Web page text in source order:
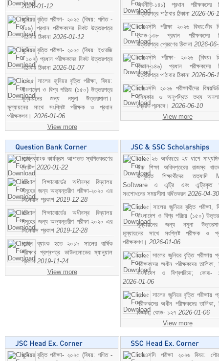
2026-01-12
জুনিয়র বৃত্তি পরীক্ষা- ২০২৫ (বিষয়: গণিত -
১০৯) প্রধান পরীক্ষকদের নিকট উত্তরপত্র
পাঠাবার ঠিকানা 2026-01-12
জুনিয়র বৃত্তি পরীক্ষা- ২০২৫ (বিষয়: ইংরেজি
- ১০৭) প্রধান পরীক্ষকদের নিকট উত্তরপত্র
পাঠাবার ঠিকানা 2026-01-07
২০২৫ সালের জুনিয়র বৃত্তি পরীক্ষা, বিষয়:
বাংলাদেশ ও বিশ্ব পরিচয় (১৫০) উত্তরপত্র
মূল্যায়নের জন্য নমুনা উত্তরমালা।
মূল্যায়নের সাথে সংশ্লিষ্ট পরীক্ষক ও প্রধান
পরীক্ষকগণ। 2026-01-06
View more
অর্থনীতি-১৪১) প্রধান পরীক্ষকদের
উত্তরপত্র পাঠাবার ঠিকানা 2026-06-
এসএসসি পরীক্ষা ২০২৬ বিষয়:জীব
কোড-১৩৮ প্রধান পরীক্ষকদের
উত্তরপত্র প্রেরণের ঠিকানা 2026-
এসএসসি পরীক্ষা- ২০২৬ (বিষয়ঃ
বিজ্ঞান-১৪৬) প্রধান পরীক্ষকদের
উত্তরপত্র পাঠাবার ঠিকানা 2026-06-
এসএসসি ২০২৬ পরীক্ষার্থীদের
বহিষ্কার ও অনুপস্থিত তথ্য
প্রেরণ প্রসঙ্গে। 2026-06-10
View more
প্রশ্নব্যাংক কার্যক্রম আপাতত স্থগিতকরণের
নোটিশ 2020-01-22
বরিশাল শিক্ষাবোর্ডের অধীনস্থ বিদ্যালয়
সমূহের জন্য অভ্যন্তরীণ পরীক্ষা-২০২০ এর
সিলেবাস প্রকাশ 2019-12-28
বরিশাল শিক্ষাবোর্ডের অধীনস্থ বিদ্যালয়
সমূহের জন্য অভ্যন্তরীণ পরীক্ষা-২০২০ এর
সিলেবাস প্রকাশ 2019-12-28
প্রশ্ন ব্যাংক হতে ২০১৯ সালের বার্ষিক
পরীক্ষার প্রশ্নপত্র ডাউনলোডের ম্যানুয়াল
প্রকাশ 2019-11-24
View more
২০২৫-২৬ অর্থবছরে ২য় ধাপে
উচ্চ শিক্ষা অধিদপ্তরের রাজস্ব
উপবৃত্তি শিক্ষার্থীদের তত্যাদি
Software এ এন্ট্রি এবং এন্ট্রিকৃত
সংশোধনের সময়সীমা বর্ধিতকরন 2026-04-30
২০২৫ সালের জুনিয়র বৃত্তি পরীক্ষা,
বাংলাদেশ ও বিশ্ব পরিচয় (১৫০)
মূল্যায়নের জন্য নমুনা
মূল্যায়নের সাথে সংশ্লিষ্ট পরীক্ষক ও
পরীক্ষকগণ। 2026-01-06
২০২৫ সালের জুনিয়র বৃত্তি পরীক্ষায়
পরীক্ষকদের অধীন পরীক্ষকদের তালিকা,
বাংলাদেশ ও বিশ্বপরিচয়; কোড-
2026-01-06
২০২৫ সালের জুনিয়র বৃত্তি পরীক্ষায়
পরীক্ষকদের অধীন পরীক্ষকদের তালিকা,
বিজ্ঞান; কোড- ১২৭ 2026-01-06
View more
জুনিয়র বৃত্তি পরীক্ষা- ২০২৫ (বিষয়: গণিত -
এসএসসি পরীক্ষা ২০২৬ বিষয়: